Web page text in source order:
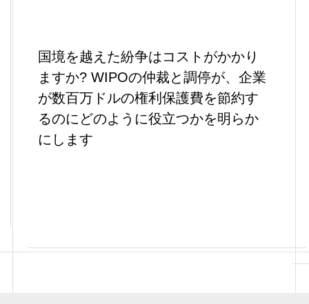
国境を越えた紛争はコストがかかり
ますか? WIPOの仲裁と調停が、企業
が数百万ドルの権利保護費を節約す
るのにどのように役立つかを明らか
にします